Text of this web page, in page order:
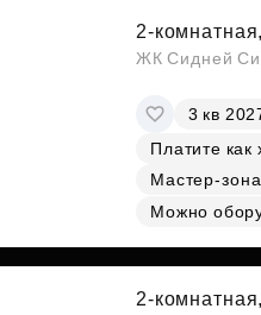
2-комнатная,
ЖК Сидней
3 кв
Платите как
Мастер-
Можно
2-комнатная,